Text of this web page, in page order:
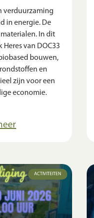
verduurzaming
in energie. De
In dit
van DOC33
bouwen,
en
zijn voor een
economie.
ACTIVITEITEN